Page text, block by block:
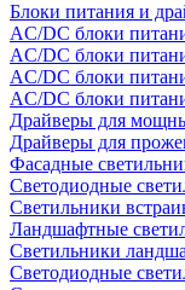
Блоки питания и
AC/DC блоки
AC/DC блоки
AC/DC блоки
AC/DC блоки
Драйверы для
Драйверы для
Фасадные
Светодиодные
Светильники
Ландшафтные
Светильники
Светодиодные